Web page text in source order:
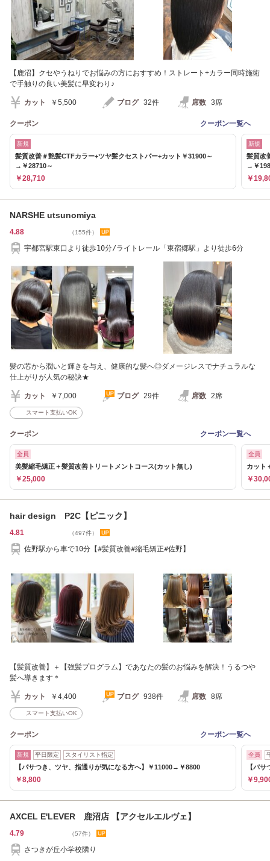
【鹿沼】クセやうねりでお悩みの方におすすめ！ストレート+カラー同時施術
で手触りの良い美髪に早変わり♪
カット ￥5,500 ブログ 32件 席数 3席
クーポン クーポン一覧へ
新規
髪質改善＃艶髪CTFカラー+ツヤ髪クセストパー+カット￥31900～
→￥28710～
￥28,710
新規
髪質改
→￥
￥
NARSHE utsunomiya
4.88 （155件）
宇都宮駅東口より徒歩10分/ライトレール「東宿郷駅」より徒歩6分
髪の芯から潤いと輝きを与え、健康的な髪へ◎ダメージレスでナチュラルな
仕上がりが人気の秘訣★
カット ￥7,000 ブログ 29件 席数 2席
スマート支払いOK
クーポン クーポン一覧へ
全員
美髪縮毛矯正＋髪質改善トリートメントコース(カット無し)
￥25,000
全員
カット
￥
hair design P2C【ピニック】
4.81 （497件）
佐野駅から車で10分【#髪質改善#縮毛矯正#佐野】
【髪質改善】＋【強髪プログラム】であなたの髪のお悩みを解決！うるつや
髪へ導きます＊
カット ￥4,400 ブログ 938件 席数 8席
スマート支払いOK
クーポン クーポン一覧へ
新規 平日限定 スタイリスト指定
【パサつき、ツヤ、指通りが気になる方へ】￥11000→￥8800
￥8,800
全員
【パ
￥
AXCEL E'LEVER 鹿沼店 【アクセルエルヴェ】
4.79 （57件）
さつきが丘小学校隣り